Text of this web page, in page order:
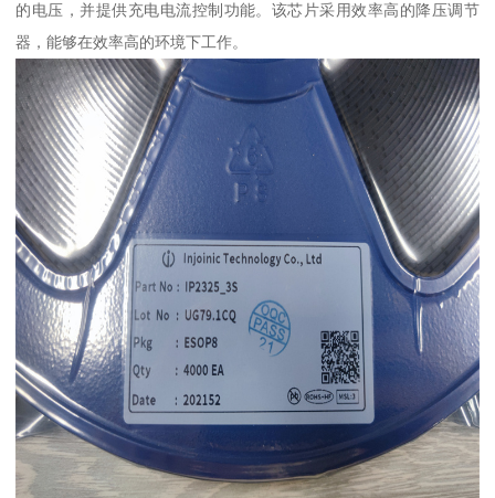
的电压，并提供充电电流控制功能。该芯片采用效率高的降压调节
器，能够在效率高的环境下工作。